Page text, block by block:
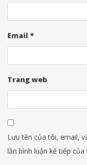
Email *
Trang web
Lưu tên của tôi, email,
lần bình luận kế tiếp của